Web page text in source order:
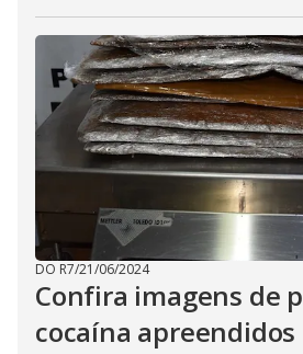
DO R7/21/06/2024
Confira imagens de
cocaína apreendidos